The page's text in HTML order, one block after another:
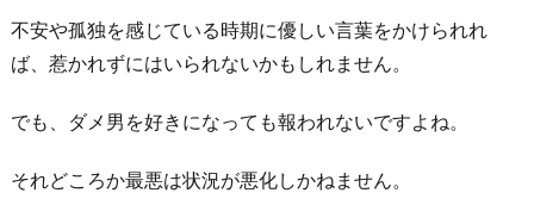
る
を
不安や孤独を感じている時期に優しい言葉をかけられれ
ば、惹かれずにはいられないかもしれません。
でも、ダメ男を好きになっても報われないですよね。
それどころか最悪は状況が悪化しかねません。